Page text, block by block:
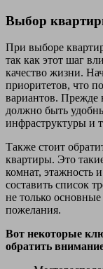
Выбор
При выборе
так как этот шаг
качество жизни.
приоритетов, что
вариантов. Прежде
должно быть
инфраструктуры и
Также стоит
квартиры. Это
комнат, этажность
составить список
не только
пожелания.
Вот некоторые
обратить